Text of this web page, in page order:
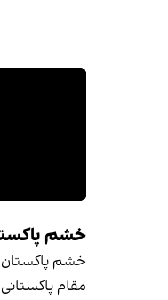
خشم
خشم پاکستان
مقام